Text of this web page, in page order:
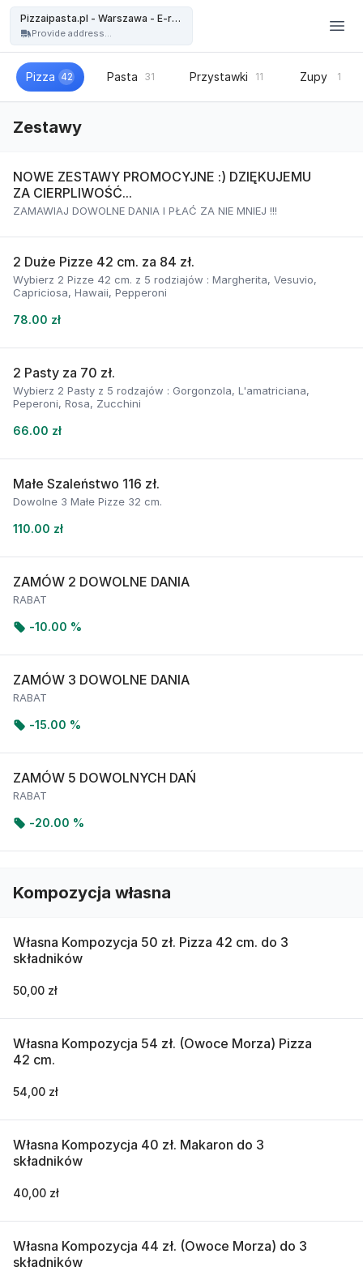
Pizzaipasta.pl - Warszawa - E-restauracja
Provide address...
Pizza 42 Pasta 31 Przystawki 11 Zupy 1
Zestawy
NOWE ZESTAWY PROMOCYJNE :) DZIĘKUJEMU
ZA CIERPLIWOŚĆ...
ZAMAWIAJ DOWOLNE DANIA I PŁAĆ ZA NIE MNIEJ !!!
2 Duże Pizze 42 cm. za 84 zł.
Wybierz 2 Pizze 42 cm. z 5 rodziajów : Margherita, Vesuvio,
Capriciosa, Hawaii, Pepperoni
78.00 zł
2 Pasty za 70 zł.
Wybierz 2 Pasty z 5 rodzajów : Gorgonzola, L'amatriciana,
Peperoni, Rosa, Zucchini
66.00 zł
Małe Szaleństwo 116 zł.
Dowolne 3 Małe Pizze 32 cm.
110.00 zł
ZAMÓW 2 DOWOLNE DANIA
RABAT
-10.00 %
ZAMÓW 3 DOWOLNE DANIA
RABAT
-15.00 %
ZAMÓW 5 DOWOLNYCH DAŃ
RABAT
-20.00 %
Kompozycja własna
Własna Kompozycja 50 zł. Pizza 42 cm. do 3
składników
50,00 zł
Własna Kompozycja 54 zł. (Owoce Morza) Pizza
42 cm.
54,00 zł
Własna Kompozycja 40 zł. Makaron do 3
składników
40,00 zł
Własna Kompozycja 44 zł. (Owoce Morza) do 3
składników